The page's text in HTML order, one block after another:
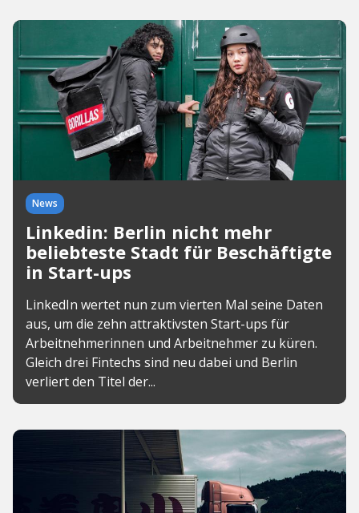
News
Linkedin: Berlin nicht mehr
beliebteste Stadt für Beschäftigte
in Start-ups
LinkedIn wertet nun zum vierten Mal seine Daten
aus, um die zehn attraktivsten Start-ups für
Arbeitnehmerinnen und Arbeitnehmer zu küren.
Gleich drei Fintechs sind neu dabei und Berlin
verliert den Titel der...